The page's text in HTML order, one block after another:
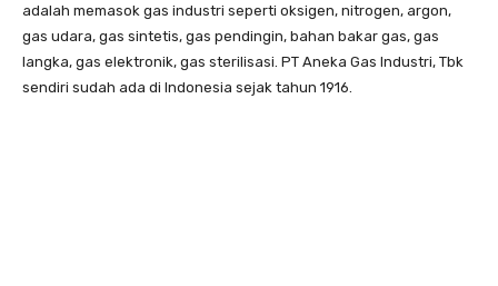
adalah memasok gas industri seperti oksigen, nitrogen, argon,
gas udara, gas sintetis, gas pendingin, bahan bakar gas, gas
langka, gas elektronik, gas sterilisasi. PT Aneka Gas Industri, Tbk
sendiri sudah ada di Indonesia sejak tahun 1916.